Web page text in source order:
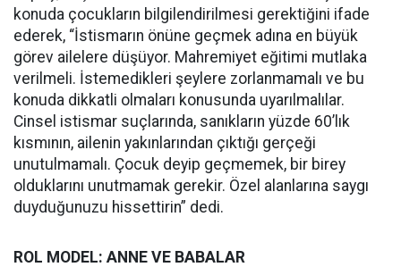
konuda çocukların bilgilendirilmesi gerektiğini ifade
ederek, “İstismarın önüne geçmek adına en büyük
görev ailelere düşüyor. Mahremiyet eğitimi mutlaka
verilmeli. İstemedikleri şeylere zorlanmamalı ve bu
konuda dikkatli olmaları konusunda uyarılmalılar.
Cinsel istismar suçlarında, sanıkların yüzde 60’lık
kısmının, ailenin yakınlarından çıktığı gerçeği
unutulmamalı. Çocuk deyip geçmemek, bir birey
olduklarını unutmamak gerekir. Özel alanlarına saygı
duyduğunuzu hissettirin” dedi.
ROL MODEL: ANNE VE BABALAR